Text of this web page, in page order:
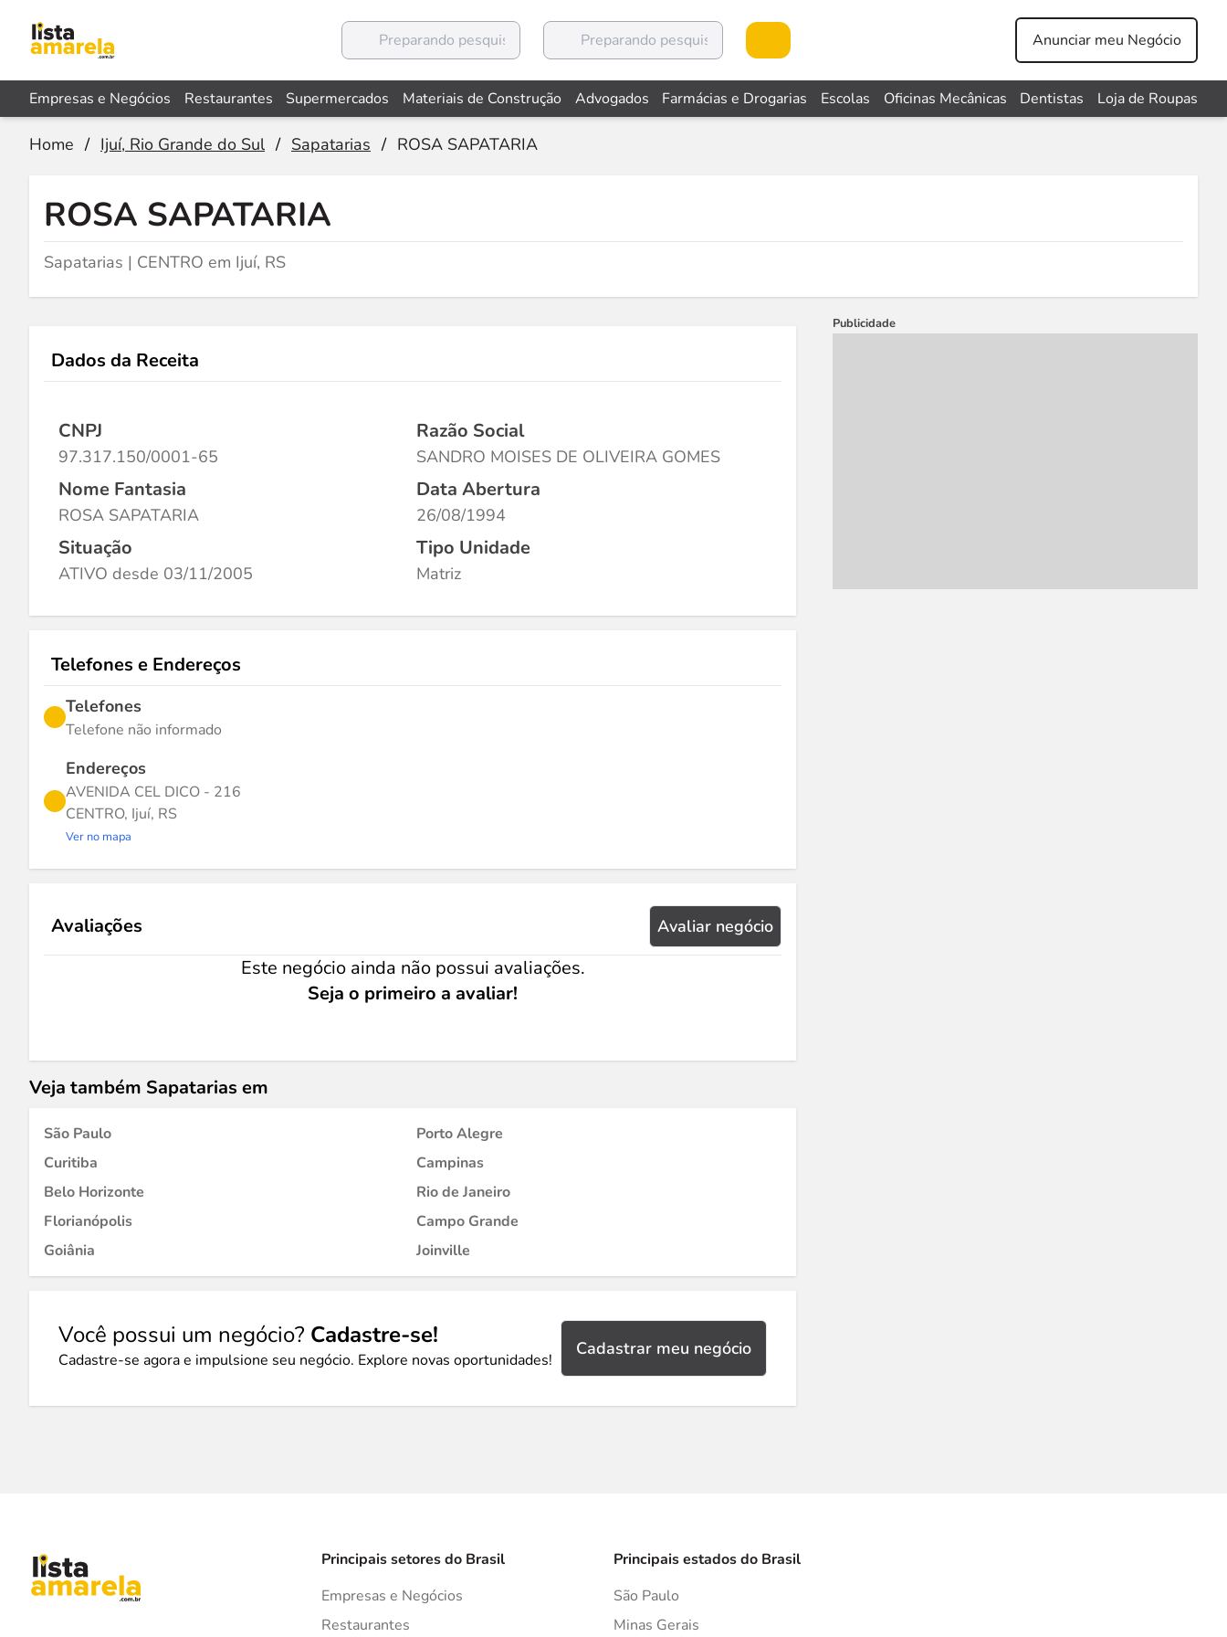
Anunciar meu Negócio
Empresas e Negócios Restaurantes Supermercados Materiais de Construção Advogados Farmácias e Drogarias Escolas Oficinas Mecânicas Dentistas Loja de Roupas
Home / Ijuí, Rio Grande do Sul / Sapatarias / ROSA SAPATARIA
ROSA SAPATARIA
Sapatarias | CENTRO em Ijuí, RS
Dados da Receita
CNPJ
97.317.150/0001-65
Razão Social
SANDRO MOISES DE OLIVEIRA GOMES
Nome Fantasia
ROSA SAPATARIA
Data Abertura
26/08/1994
Situação
ATIVO desde 03/11/2005
Tipo Unidade
Matriz
Telefones e Endereços
Telefones
Telefone não informado
Endereços
AVENIDA CEL DICO - 216
CENTRO, Ijuí, RS
Ver no mapa
Avaliações Avaliar negócio
Este negócio ainda não possui avaliações.
Seja o primeiro a avaliar!
Veja também Sapatarias em
São Paulo
Porto Alegre
Curitiba
Campinas
Belo Horizonte
Rio de Janeiro
Florianópolis
Campo Grande
Goiânia
Joinville
Você possui um negócio? Cadastre-se!
Cadastre-se agora e impulsione seu negócio. Explore novas oportunidades!
Cadastrar meu negócio
Publicidade
Principais setores do Brasil
Empresas e Negócios
Restaurantes
Principais estados do Brasil
São Paulo
Minas Gerais